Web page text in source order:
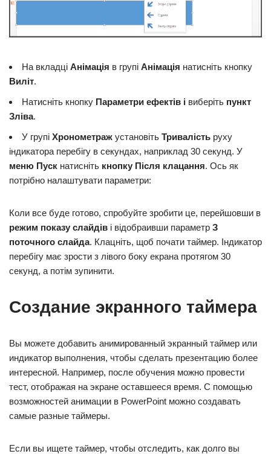
На вкладці Анімація в групі Анімація натисніть кнопку
Виліт.
Натисніть кнопку Параметри ефектів і виберіть пункт
Зліва.
У групі Хронометраж установіть Тривалість руху
індикатора перебігу в секундах, наприклад 30 секунд. У
меню Пуск натисніть кнопку Після клацання. Ось як
потрібно налаштувати параметри:
Коли все буде готово, спробуйте зробити це, перейшовши в
режим показу слайдів і відобраивши параметр З
поточного слайда. Клацніть, щоб почати таймер. Індикатор
перебігу має зрости з лівого боку екрана протягом 30
секунд, а потім зупинити.
Создание экранного таймера
Вы можете добавить анимированный экранный таймер или
индикатор выполнения, чтобы сделать презентацию более
интересной. Например, после обучения можно провести
тест, отображая на экране оставшееся время. С помощью
возможностей анимации в PowerPoint можно создавать
самые разные таймеры.
Если вы ищете таймер, чтобы отследить, как долго вы